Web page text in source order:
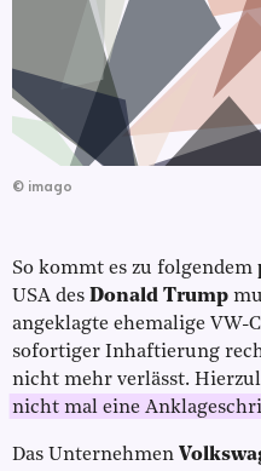
© imago
So kommt es zu folgendem
USA des Donald Trump
angeklagte ehemalige VW-
sofortiger Inhaftierung
nicht mehr verlässt.
nicht mal eine
Das Unternehmen